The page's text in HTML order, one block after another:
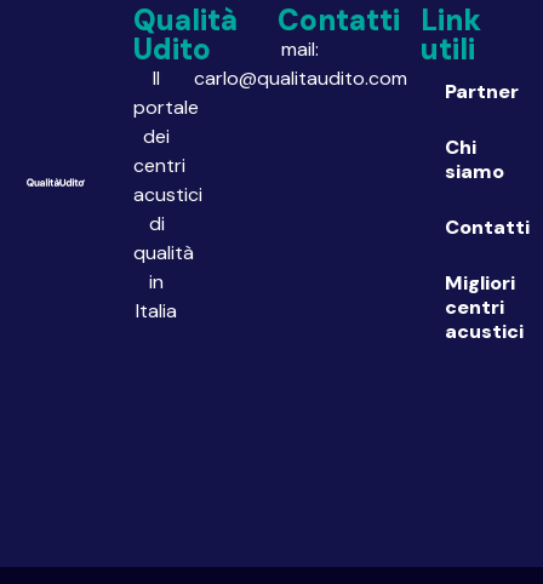
Qualità
Udito
Il
portale
dei
centri
acustici
di
qualità
in
Italia
Contatti
mail:
carlo@qualitaudito.com
Link
utili
Partner
Chi
siamo
Contatti
Migliori
centri
acustici